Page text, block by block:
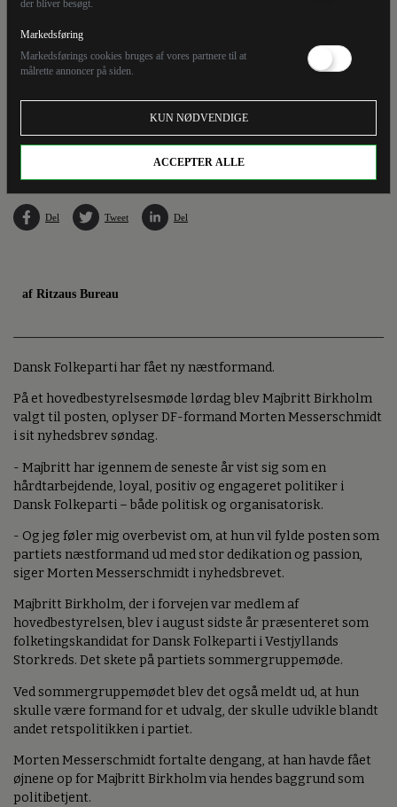
der bliver besøgt.
Markedsføring
Markedsførings cookies bruges af vores partnere til at
målrette annoncer på siden.
KUN NØDVENDIGE
ACCEPTER ALLE
Dansk Folkeparti har valgt Majbritt Birkholm som næstformand. (Arkivfoto)
Del Tweet Del
af Ritzaus Bureau
Dansk Folkeparti har fået ny næstformand.
På et hovedbestyrelsesmøde lørdag blev Majbritt Birkholm
valgt til posten, oplyser DF-formand Morten Messerschmidt
i sit nyhedsbrev søndag.
- Majbritt har igennem de seneste år vist sig som en
hårdtarbejdende, loyal, positiv og engageret politiker i
Dansk Folkeparti – både politisk og organisatorisk.
- Og jeg føler mig overbevist om, at hun vil fylde posten som
partiets næstformand ud med stor dedikation og passion,
siger Morten Messerschmidt i nyhedsbrevet.
Majbritt Birkholm, der i forvejen var medlem af
hovedbestyrelsen, blev i august sidste år præsenteret som
folketingskandidat for Dansk Folkeparti i Vestjyllands
Storkreds. Det skete på partiets sommergruppemøde.
Ved sommergruppemødet blev det også meldt ud, at hun
skulle være formand for et udvalg, der skulle udvikle blandt
andet retspolitikken i partiet.
Morten Messerschmidt fortalte dengang, at han havde fået
øjnene op for Majbritt Birkholm via hendes baggrund som
politibetjent.